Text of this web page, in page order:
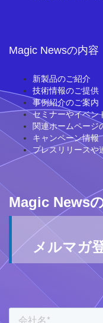
Magic Newsの内容
新製品のご紹介
技術情報のご提供
事例紹介のご案内
セミナーやイベン
関連ホームページ
キャンペーン情報
プレスリリースや
Magic News
メルマガ